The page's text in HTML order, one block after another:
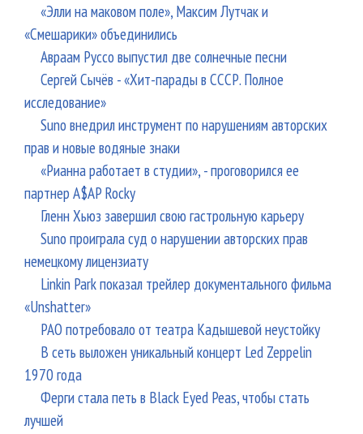
«Элли на маковом поле», Максим Лутчак и
«Смешарики» объединились
Авраам Руссо выпустил две солнечные песни
Сергей Сычёв - «Хит-парады в СССР. Полное
исследование»
Suno внедрил инструмент по нарушениям авторских
прав и новые водяные знаки
«Рианна работает в студии», - проговорился ее
партнер A$AP Rocky
Гленн Хьюз завершил свою гастрольную карьеру
Suno проиграла суд о нарушении авторских прав
немецкому лицензиату
Linkin Park показал трейлер документального фильма
«Unshatter»
РАО потребовало от театра Кадышевой неустойку
В сеть выложен уникальный концерт Led Zeppelin
1970 года
Ферги стала петь в Black Eyed Peas, чтобы стать
лучшей